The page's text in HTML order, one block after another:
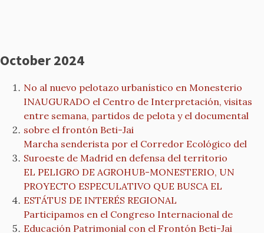
October 2024
No al nuevo pelotazo urbanístico en Monesterio
INAUGURADO el Centro de Interpretación, visitas
entre semana, partidos de pelota y el documental
sobre el frontón Beti-Jai
Marcha senderista por el Corredor Ecológico del
Suroeste de Madrid en defensa del territorio
EL PELIGRO DE AGROHUB-MONESTERIO, UN
PROYECTO ESPECULATIVO QUE BUSCA EL
ESTÁTUS DE INTERÉS REGIONAL
Participamos en el Congreso Internacional de
Educación Patrimonial con el Frontón Beti-Jai